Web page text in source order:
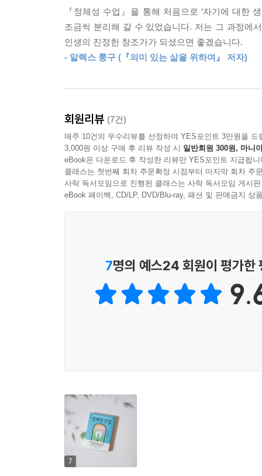
지는 것이다.
---「11장 일상 속 마시멜로 테스트」중에서
하나의 집단 정체성 내에는 사람들을 계층별로
맞서기 위해 ‘검은 것이 아름답다’라는 슬로건이
은 누구인가? 다른 사람들, 다른 집단, 다른 하위
메시지에 대적해 또 다른 집단 정체성에 호소하는
폭로하는 것이다.
---「13장 집단 정체성과 편견」중에서
다른 사람, 특히 집단에 대한 신념은 그 생각이 자
은 관찰과 이성에 특별히 초점을 맞춘다. 이것은
---「13장 집단 정체성과 편견」중에서
---「18장 두 개의 세계」중에서
정체성으로 이루어진 세계를 버리고, 인생이라
자신에게 문제가 있는 것처럼 여겨 자존감 운동
집중하고 부응해 나가라는 것이다. 저자는 이를
우리는 진동 구조에서 벗어나 전진 구조로 옮겨갈
〔나는 이제 될 수 없는 무엇이 되려고 더는 애쓰
대한 생각이 좋든 나쁘든 아무렇지 않든, 나의 인
로버트 프리츠의 가장 독창적인 발견은 사람의 전
유형으로 분석한 거시구조적 접근이었다. 우
위한 경로를 스스로 찾아 작동하도록 만든다. 누
‘인생이라는 예술’을 창조할 여러분의 여정을 안내
『정체성 수업』을 통해 처음으로 ‘자기에 대한
조금씩 분리해 갈 수 있었습니다. 저는 그 과정에
인생의 진정한 창조가가 되셨으면 좋겠습니다.
- 알렉스 룽구 (『의미 있는 삶을 위하여』 저자)
회원리뷰 (7건)
매주 10건의 우수리뷰를 선정하여 YES포인트 3만원을 드
3,000원 이상 구매 후 리뷰 작성 시 일반회원 300원, 마니
eBook은 다운로드 후 작성한 리뷰만 YES포인트 지급됩니
클래스는 첫번째 회차 주문확정 시점부터 마지막 회차 주
사락 독서모임으로 진행된 클래스는 사락 독서모임 게시
eBook 페이백, CD/LP, DVD/Blu-ray, 패션 및 판매금지 상
7명의 예스24 회원이 평가한
7